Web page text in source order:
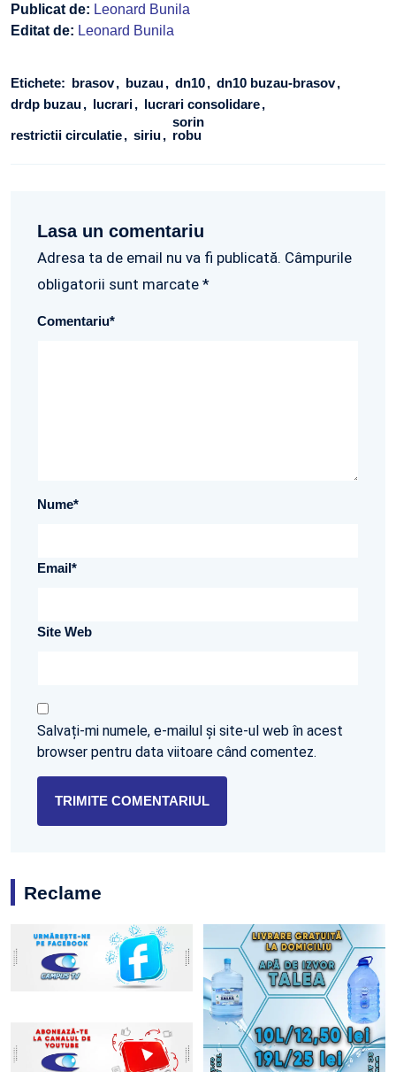
Publicat de: Leonard Bunila
Editat de: Leonard Bunila
Etichete: brasov buzau dn10 dn10 buzau-brasov
drdp buzau lucrari lucrari consolidare
restrictii circulatie siriu
sorin
robu
Lasa un comentariu
Adresa ta de email nu va fi publicată. Câmpurile
obligatorii sunt marcate *
Comentariu*
Nume*
Email*
Site Web
Salvați-mi numele, e-mailul și site-ul web în acest
browser pentru data viitoare când comentez.
Reclame